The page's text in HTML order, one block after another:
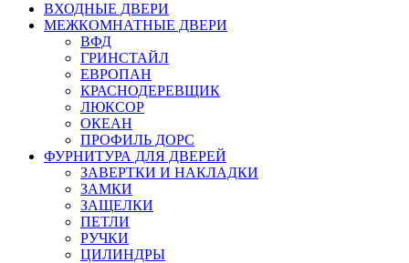
ВХОДНЫЕ ДВЕРИ
МЕЖКОМНАТНЫЕ ДВЕРИ
ВФД
ГРИНСТАЙЛ
ЕВРОПАН
КРАСНОДЕРЕВЩИК
ЛЮКСОР
ОКЕАН
ПРОФИЛЬ ДОРС
ФУРНИТУРА ДЛЯ ДВЕРЕЙ
ЗАВЕРТКИ И НАКЛАДКИ
ЗАМКИ
ЗАЩЕЛКИ
ПЕТЛИ
РУЧКИ
ЦИЛИНДРЫ